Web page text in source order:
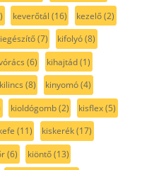
keverőtál (16) kezelő(2)
(7) kifolyó(8)
(6) kihajtád(1)
kilincs (8) kinyomó(4)
kioldógomb(2) kisflex(5)
(11) kiskerék(17)
(6) kiöntő(13)